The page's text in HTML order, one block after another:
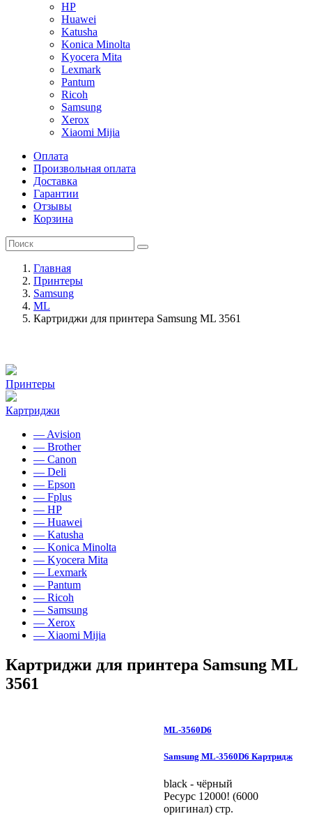
HP
Huawei
Katusha
Konica Minolta
Kyocera Mita
Lexmark
Pantum
Ricoh
Samsung
Xerox
Xiaomi Mijia
Оплата
Произвольная оплата
Доставка
Гарантии
Отзывы
Корзина
Главная
Принтеры
Samsung
ML
Картриджи для принтера Samsung ML 3561
Принтеры
Картриджи
— Avision
— Brother
— Canon
— Deli
— Epson
— Fplus
— HP
— Huawei
— Katusha
— Konica Minolta
— Kyocera Mita
— Lexmark
— Pantum
— Ricoh
— Samsung
— Xerox
— Xiaomi Mijia
Картриджи для принтера Samsung ML
3561
ML-3560D6
Samsung ML-3560D6 Картридж
black - чёрный
Ресурс 12000! (6000
оригинал) стр.